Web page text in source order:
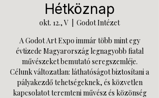
Hétköznap
okt. 12., V
Godot Intézet
A Godot Art Expo immár több mint egy
évtizede Magyarország legnagyobb fiatal
művészeket bemutató seregszemléje.
Célunk változatlan: láthatóságot biztosítani a
pályakezdő tehetségeknek, és közvetlen
kapcsolatot teremteni művész és közönség